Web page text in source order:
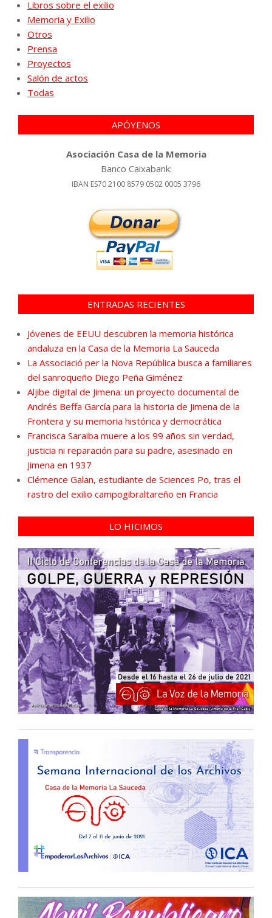
Libros sobre el exilio
Memoria y Exilio
Otros
Prensa
Proyectos
Salón de actos
Todas
APÓYENOS
Asociación Casa de la Memoria
Banco Caixabank:
IBAN ES70 2100 8579 0502 0005 3796
ENTRADAS RECIENTES
Jóvenes de EEUU descubren la memoria histórica
andaluza en la Casa de la Memoria La Sauceda
La Associació per la Nova República busca a familiares
del sanroqueño Diego Peña Giménez
Aljibe digital de Jimena: un proyecto documental de
Andrés Beffa García para la historia de Jimena de la
Frontera y su memoria histórica y democrática
Francisca Saraiba muere a los 99 años sin verdad,
justicia ni reparación para su padre, asesinado en
Jimena en 1937
Clémence Galan, estudiante de Sciences Po, tras el
rastro del exilio campogibraltareño en Francia
LO HICIMOS